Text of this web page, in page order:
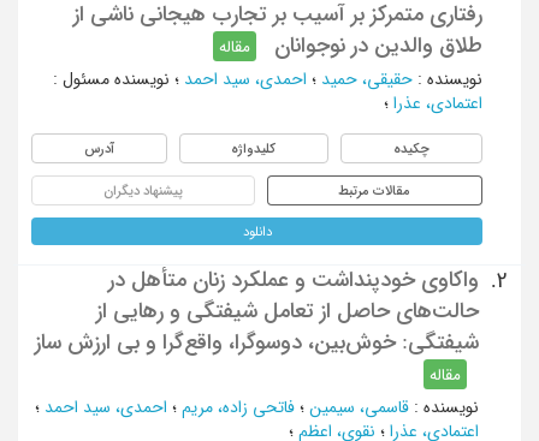
رفتاری متمرکز بر آسیب بر تجارب هیجانی ناشی از
طلاق والدین در نوجوانان
مقاله
نویسنده : حقیقی، حمید ؛ احمدی، سید احمد ؛ نویسنده مسئول :
اعتمادی، عذرا ؛
چکیده کلیدواژه آدرس
مقالات مرتبط پیشنهاد دیگران
دانلود
2.
واکاوی خودپنداشت و عملکرد زنان متأهل در
حالت‌های حاصل از تعامل شیفتگی و رهایی از
شیفتگی: خوش‌بین، دوسوگرا، واقع‌گرا و بی ارزش ساز
مقاله
نویسنده : قاسمی، سیمین ؛ فاتحی زاده، مریم ؛ احمدی، سید احمد ؛
اعتمادی، عذرا ؛ نقوی، اعظم ؛